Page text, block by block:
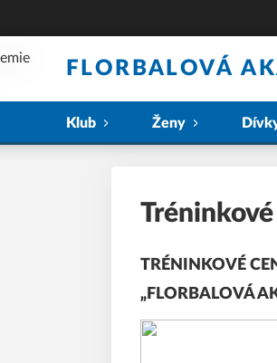
FLORBALOVÁ
Klub Ženy
TRÉNINKOVÉ
„FLORBALOVÁ